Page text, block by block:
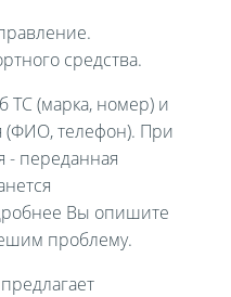
средства.
ТС (марка, номер) и
(ФИО, телефон). При
- переданная
Вы опишите
проблему.